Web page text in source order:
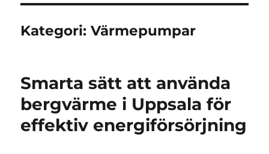
Kategori:Värmepumpar
Smarta sätt att använda
bergvärme i Uppsala för
effektiv energiförsörjning